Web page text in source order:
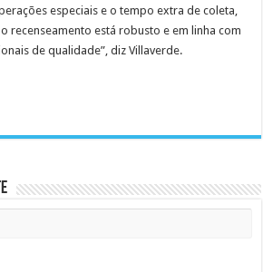
especiais e o tempo extra de coleta,
recenseamento está robusto e em linha com
de qualidade”, diz Villaverde.